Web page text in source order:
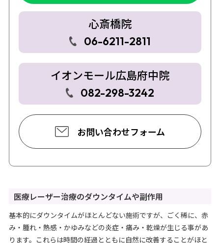
心斎橋院
06-6211-2811
イオンモール広島府中院
082-298-3242
お問い合わせフォーム
医療レーザー治療のダウンタイムや副作用
基本的にダウンタイムがほとんどない施術ですが、ごく稀に、赤
み・腫れ・熱感・かゆみなどの炎症・痛み・乾燥が生じる事があ
ります。これらは時間の経過とともに自然に改善することがほと